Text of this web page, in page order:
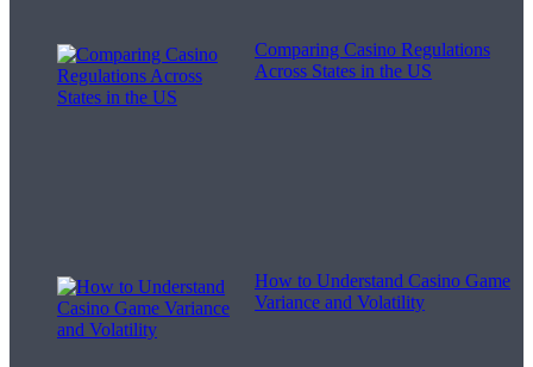
Comparing Casino Regulations
Across States in the US
How to Understand Casino Game
Variance and Volatility